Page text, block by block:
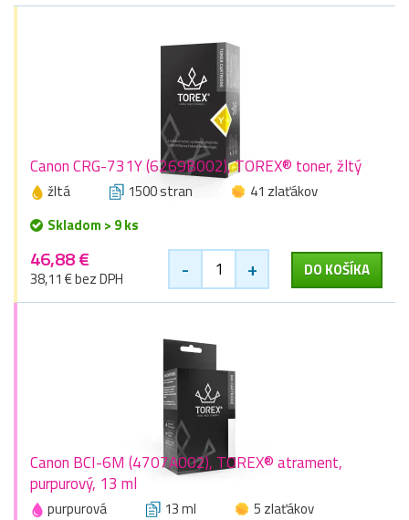
Canon CRG-731Y (6269B002), TOREX® toner, žltý
žltá 1500 stran
41 zlaťákov
Skladom > 9 ks
46,88 €
38,11 € bez DPH - + DO KOŠÍKA
Canon BCI-6M (4707A002), TOREX® atrament,
purpurový, 13 ml
purpurová 13 ml
5 zlaťákov